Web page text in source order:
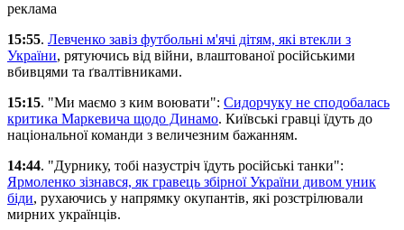
реклама
15:55. Левченко завіз футбольні м'ячі дітям, які втекли з
України, рятуючись від війни, влаштованої російськими
вбивцями та ґвалтівниками.
15:15. "Ми маємо з ким воювати": Сидорчуку не сподобалась
критика Маркевича щодо Динамо. Київські гравці їдуть до
національної команди з величезним бажанням.
14:44. "Дурнику, тобі назустріч їдуть російські танки":
Ярмоленко зізнався, як гравець збірної України дивом уник
біди, рухаючись у напрямку окупантів, які розстрілювали
мирних українців.